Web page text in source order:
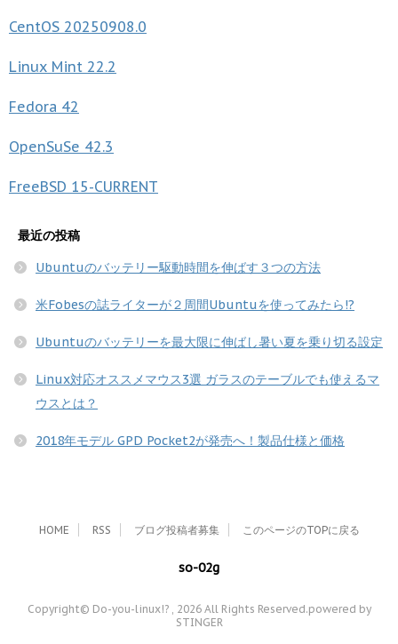
CentOS 20250908.0
Linux Mint 22.2
Fedora 42
OpenSuSe 42.3
FreeBSD 15-CURRENT
最近の投稿
Ubuntuのバッテリー駆動時間を伸ばす３つの方法
米Fobesの誌ライターが２周間Ubuntuを使ってみたら!?
Ubuntuのバッテリーを最大限に伸ばし暑い夏を乗り切る設定
Linux対応オススメマウス3選 ガラスのテーブルでも使えるマ
ウスとは？
2018年モデル GPD Pocket2が発売へ！製品仕様と価格
HOME RSS ブログ投稿者募集 このページのTOPに戻る
so-02g
Copyright© Do-you-linux!? , 2026 All Rights Reserved.powered by
STINGER